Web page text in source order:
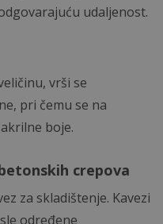
udaljenost.
vrši se
pri čemu se na
boje.
crepova
za skladištenje. Kavezi
određene